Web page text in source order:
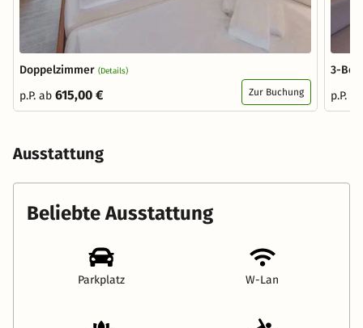
Doppelzimmer (Details)
p.P. ab 615,00 € Zur Buchung
3-
p.P.
Ausstattung
Beliebte Ausstattung
Parkplatz W-Lan